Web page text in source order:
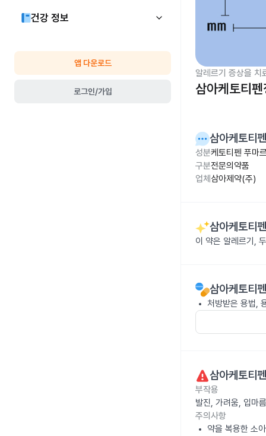
건강 정보
앱 다운로드
로그인/가입
알레르기 증상을 치
삼아케토티
삼아케토티
성분케토티펜 푸마
구분전문의약품
업체 삼아제약(주)
삼아케토티
이 약은 알레르기,
삼아케토티
처방받은 용법,
삼아케토티
부작용
발진, 가려움, 입마
주의사항
약을 복용한 소